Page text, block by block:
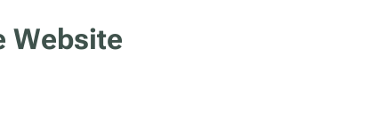
Website